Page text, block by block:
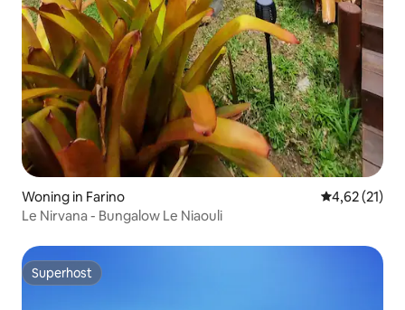
Woning in Farino Gemiddelde
4,62 (21)
Le Nirvana - Bungalow Le Niaouli
Superhost
Superhost